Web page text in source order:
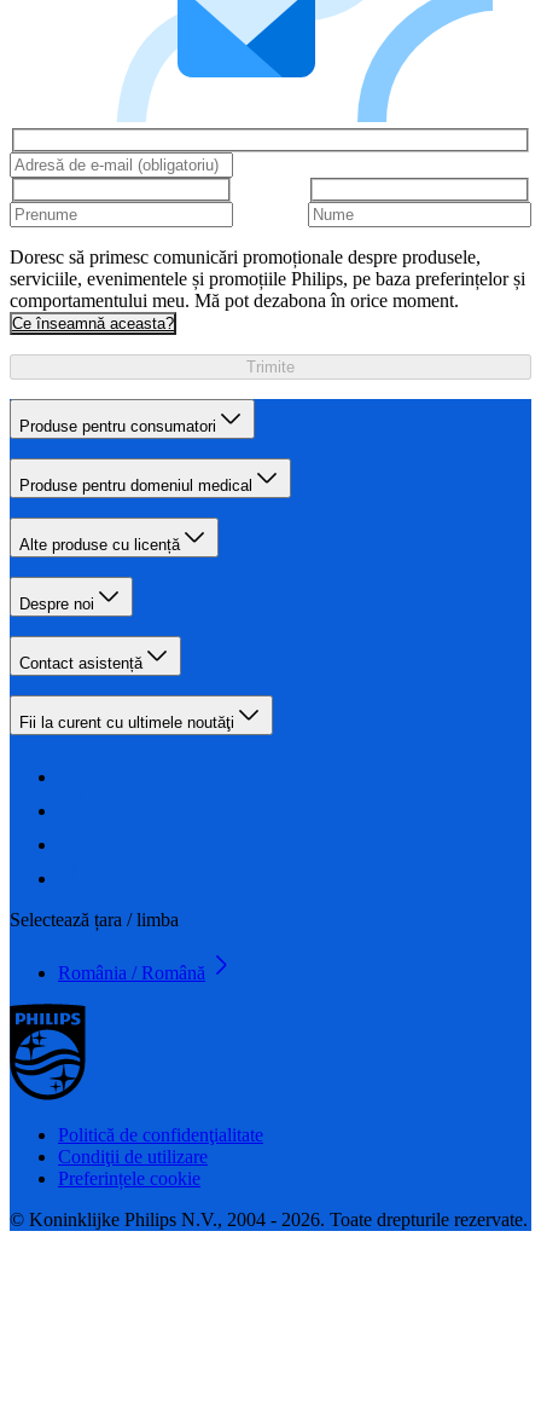
Doresc să primesc comunicări promoționale despre produsele,
serviciile, evenimentele și promoțiile Philips, pe baza preferințelor și
comportamentului meu. Mă pot dezabona în orice moment.
Ce înseamnă aceasta?
Trimite
Produse pentru consumatori
Produse pentru domeniul medical
Alte produse cu licență
Despre noi
Contact asistență
Fii la curent cu ultimele noutăţi
Selectează țara / limba
România / Română
Politică de confidenţialitate
Condiţii de utilizare
Preferințele cookie
© Koninklijke Philips N.V., 2004 - 2026. Toate drepturile rezervate.